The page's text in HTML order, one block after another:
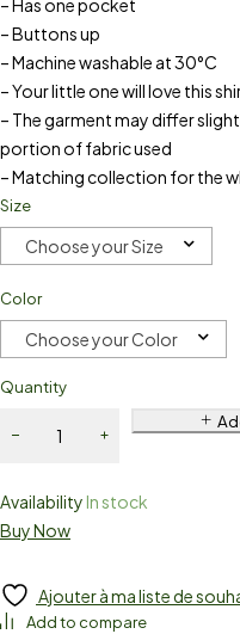
– Has one pocket
– Buttons up
– Machine washable at 30°C
– Your little one will love this
– The garment may differ
portion of fabric used
– Matching collection for the
Size
Choose your Size
Color
Choose your Color
Quantity
AvailabilityIn stock
Buy Now
Ajouter à ma liste de
Add to compare